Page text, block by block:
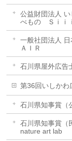
公益財団法人
べもの Ｓｉｉｉ
一般社団法人
ＡＩＲ
石川県屋外広
第36回いしかわ
石川県知事賞（
石川県知事賞
nature art lab